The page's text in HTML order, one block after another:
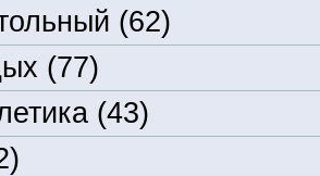
(62)
(77)
(43)